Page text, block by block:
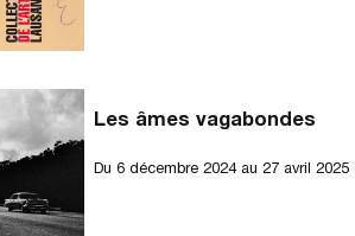
Les âmes vagabondes
Du 6 décembre 2024 au 27 avril 2025